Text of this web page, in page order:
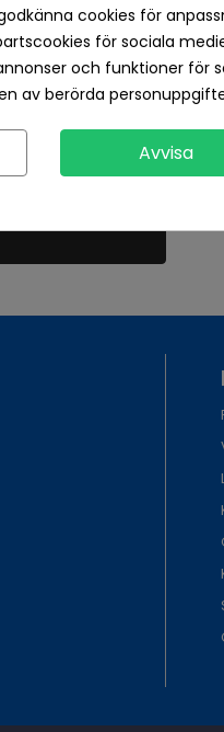
cookies för
för sociala
och funktioner för
av berörda
Avvisa